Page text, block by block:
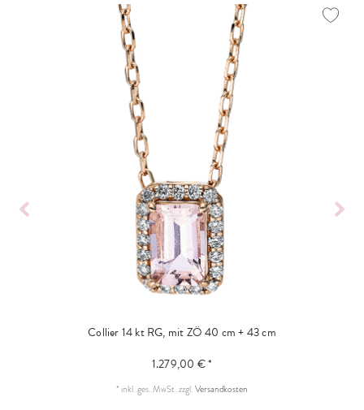
Collier 14 kt RG, mit ZÖ 40 cm + 43 cm
1.279,00 € *
* inkl. ges. MwSt.zzgl.Versandkosten